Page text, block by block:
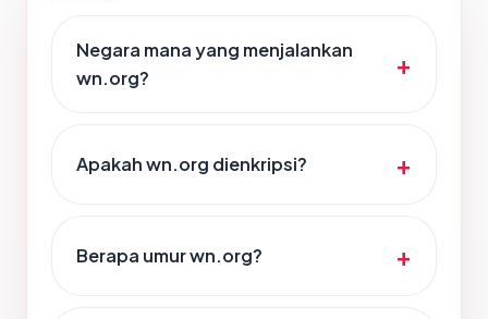
Negara mana yang menjalankan
wn.org?
Apakah wn.org dienkripsi?
Berapa umur wn.org?